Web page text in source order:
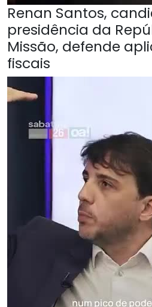
Renan Santos,
presidência da
Missão, defende
fiscais